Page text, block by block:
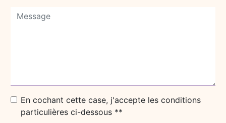
En cochant cette case, j'accepte les conditions
particulières ci-dessous **